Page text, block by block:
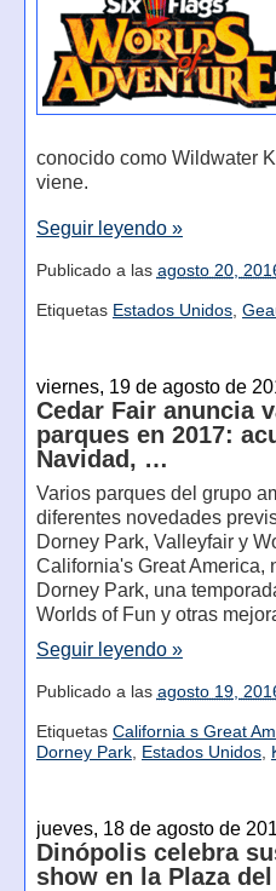
conocido como Wildwater
viene.
Seguir leyendo »
Publicado a las agosto 20,
Etiquetas Estados Unidos,
viernes, 19 de agosto de
Cedar Fair anuncia
parques en 2017:
Navidad, …
Varios parques del grupo
diferentes novedades
Dorney Park, Valleyfair y
California's Great America,
Dorney Park, una
Worlds of Fun y otras
Seguir leyendo »
Publicado a las agosto 19,
Etiquetas California s Great
Dorney Park, Estados Unidos,
jueves, 18 de agosto de
Dinópolis celebra
show en la Plaza